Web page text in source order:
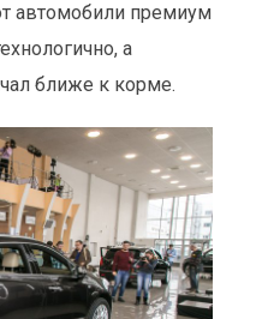
СЛОВ О
автомобили премиум
а
ближе к корме.